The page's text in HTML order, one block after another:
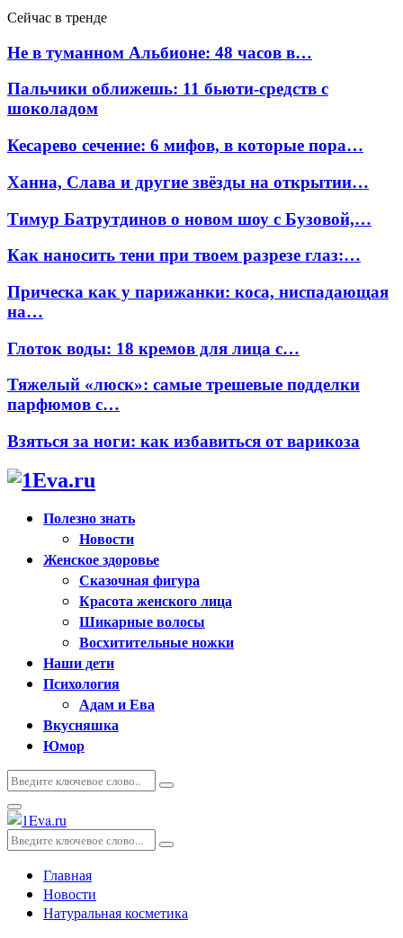
Сейчас в тренде
Не в туманном Альбионе: 48 часов в…
Пальчики оближешь: 11 бьюти-средств с
шоколадом
Кесарево сечение: 6 мифов, в которые пора…
Ханна, Слава и другие звёзды на открытии…
Тимур Батрутдинов о новом шоу с Бузовой,…
Как наносить тени при твоем разрезе глаз:…
Прическа как у парижанки: коса, ниспадающая
на…
Глоток воды: 18 кремов для лица с…
Тяжелый «люск»: самые трешевые подделки
парфюмов с…
Взяться за ноги: как избавиться от варикоза
Полезно знать
Новости
Женское здоровье
Сказочная фигура
Красота женского лица
Шикарные волосы
Восхитительные ножки
Наши дети
Психология
Адам и Ева
Вкусняшка
Юмор
Искать:
Поиск
Основное
меню
Искать:
Поиск
Главная
Новости
Натуральная косметика